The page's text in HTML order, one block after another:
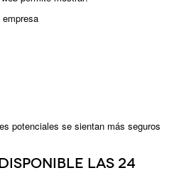
potenciales se sientan más seguros
las 24